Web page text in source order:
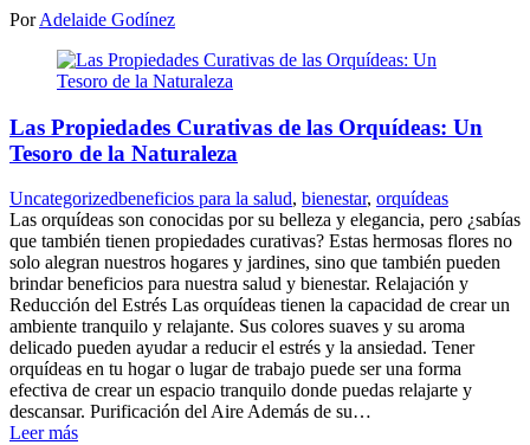
PorAdelaide Godínez
Las Propiedades Curativas de las Orquídeas: Un
Tesoro de la Naturaleza
Uncategorizedbeneficios para la salud, bienestar, orquídeas
Las orquídeas son conocidas por su belleza y elegancia, pero ¿sabías
que también tienen propiedades curativas? Estas hermosas flores no
solo alegran nuestros hogares y jardines, sino que también pueden
brindar beneficios para nuestra salud y bienestar. Relajación y
Reducción del Estrés Las orquídeas tienen la capacidad de crear un
ambiente tranquilo y relajante. Sus colores suaves y su aroma
delicado pueden ayudar a reducir el estrés y la ansiedad. Tener
orquídeas en tu hogar o lugar de trabajo puede ser una forma
efectiva de crear un espacio tranquilo donde puedas relajarte y
descansar. Purificación del Aire Además de su…
Leer más